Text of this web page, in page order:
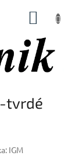
tvrdé
IGM